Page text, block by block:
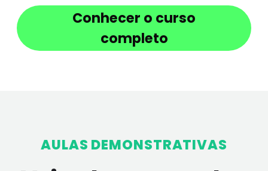
Recapitulando...
1ª corda
Conhecer o curso
completo
AULAS DEMONSTRATIVAS